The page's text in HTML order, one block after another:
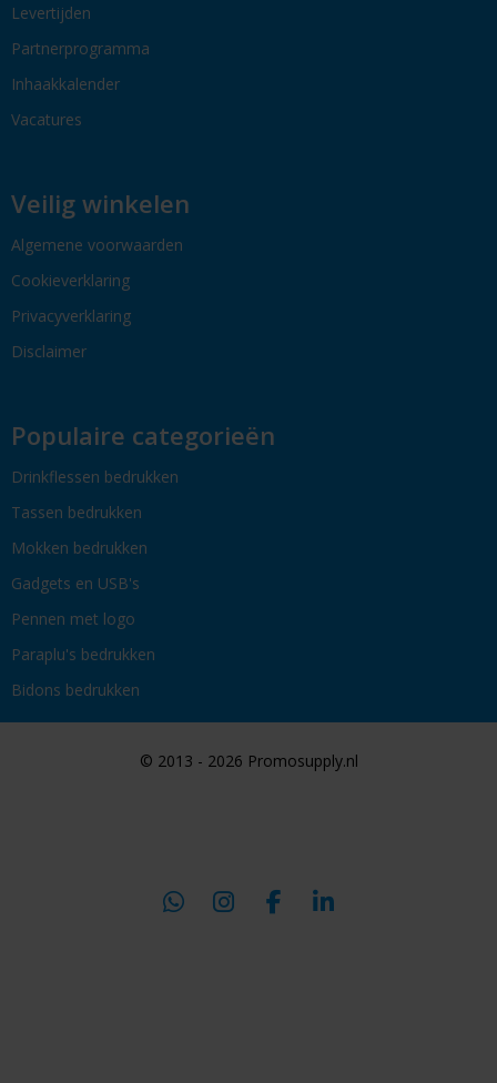
Levertijden
Partnerprogramma
Inhaakkalender
Vacatures
Veilig winkelen
Algemene voorwaarden
Cookieverklaring
Privacyverklaring
Disclaimer
Populaire categorieën
Drinkflessen bedrukken
Tassen bedrukken
Mokken bedrukken
Gadgets en USB's
Pennen met logo
Paraplu's bedrukken
Bidons bedrukken
© 2013 - 2026 Promosupply.nl